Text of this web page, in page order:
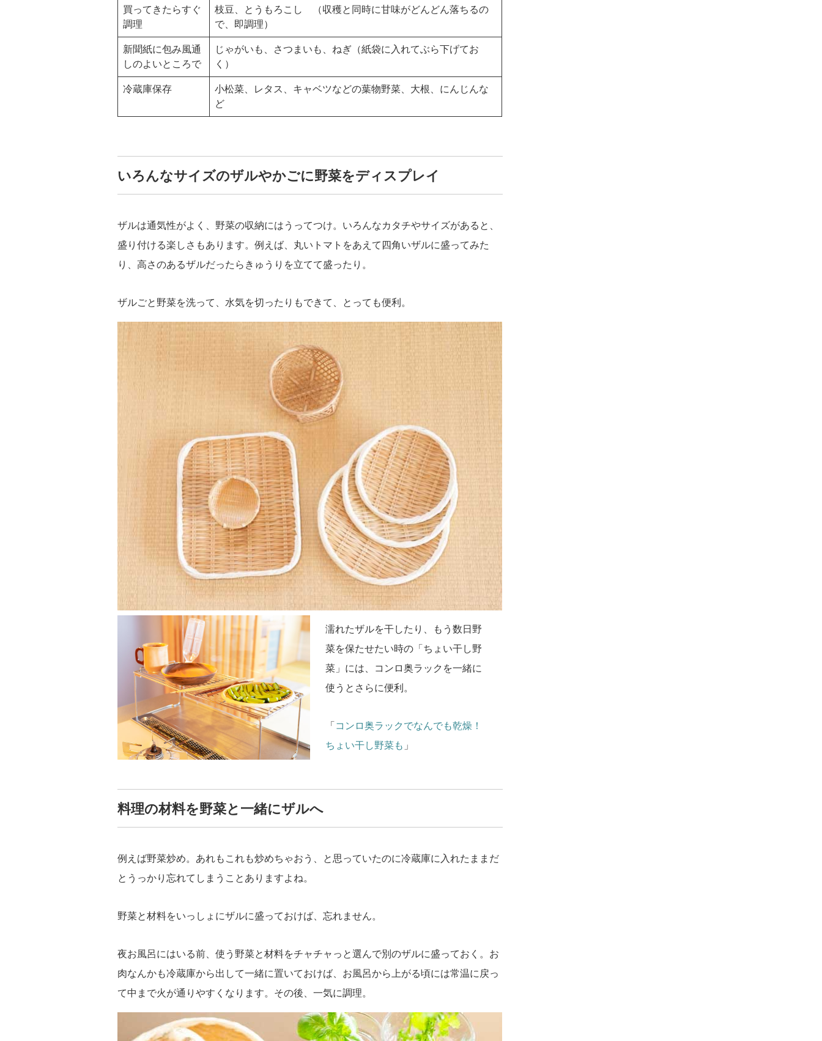
買ってきたらすぐ
調理
枝豆、とうもろこし （収穫と同時に甘味がどんどん落ちるの
で、即調理）
新聞紙に包み風通
しのよいところで
じゃがいも、さつまいも、ねぎ（紙袋に入れてぶら下げてお
く）
冷蔵庫保存
小松菜、レタス、キャベツなどの葉物野菜、大根、にんじんな
ど
いろんなサイズのザルやかごに野菜をディスプレイ
ザルは通気性がよく、野菜の収納にはうってつけ。いろんなカタチやサイズがあると、
盛り付ける楽しさもあります。例えば、丸いトマトをあえて四角いザルに盛ってみた
り、高さのあるザルだったらきゅうりを立てて盛ったり。
ザルごと野菜を洗って、水気を切ったりもできて、とっても便利。
濡れたザルを干したり、もう数日野
菜を保たせたい時の「ちょい干し野
菜」には、コンロ奥ラックを一緒に
使うとさらに便利。
「 コンロ奥ラックでなんでも乾燥！
ちょい干し野菜も 」
料理の材料を野菜と一緒にザルへ
例えば野菜炒め。あれもこれも炒めちゃおう、と思っていたのに冷蔵庫に入れたままだ
とうっかり忘れてしまうことありますよね。
野菜と材料をいっしょにザルに盛っておけば、忘れません。
夜お風呂にはいる前、使う野菜と材料をチャチャっと選んで別のザルに盛っておく。お
肉なんかも冷蔵庫から出して一緒に置いておけば、お風呂から上がる頃には常温に戻っ
て中まで火が通りやすくなります。その後、一気に調理。